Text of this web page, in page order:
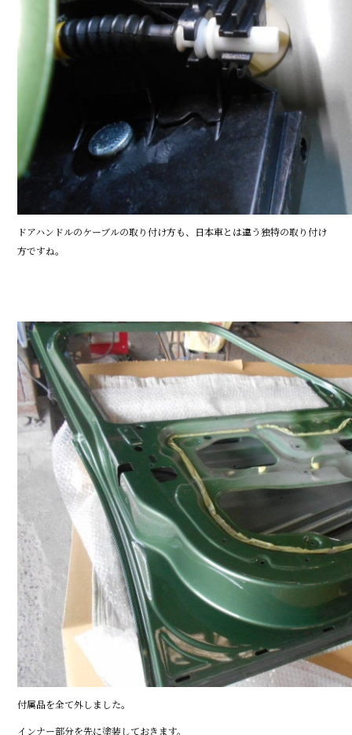
ドアハンドルのケーブルの取り付け方も、日本車とは違う独特の取り付け
方ですね。
付属品を全て外しました。
インナー部分を先に塗装しておきます。